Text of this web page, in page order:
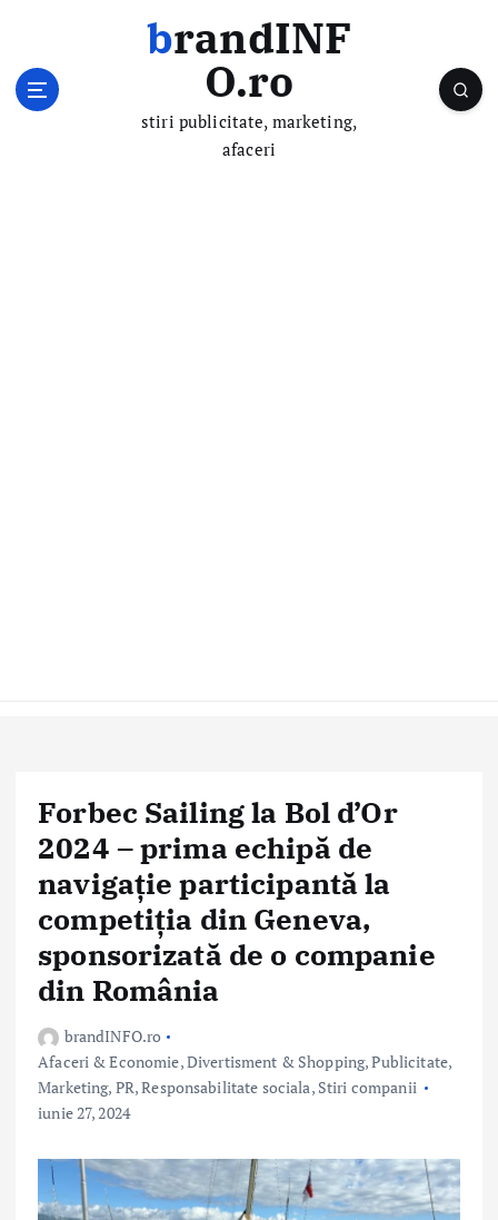
brandINF
O.ro
stiri publicitate, marketing,
afaceri
Forbec Sailing la Bol d’Or
2024 – prima echipă de
navigație participantă la
competiția din Geneva,
sponsorizată de o companie
din România
brandINFO.ro
Afaceri & Economie,Divertisment & Shopping,Publicitate,
Marketing, PR,Responsabilitate sociala, Stiri companii
iunie 27, 2024